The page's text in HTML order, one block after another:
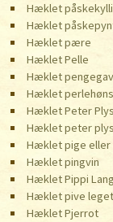
Hæklet
Hæklet
Hæklet pære
Hæklet Pelle
Hæklet
Hæklet perlehøns
Hæklet Peter Plys
Hæklet peter
Hæklet pige eller
Hæklet pingvin
Hæklet Pippi
Hæklet pive
Hæklet Pjerrot